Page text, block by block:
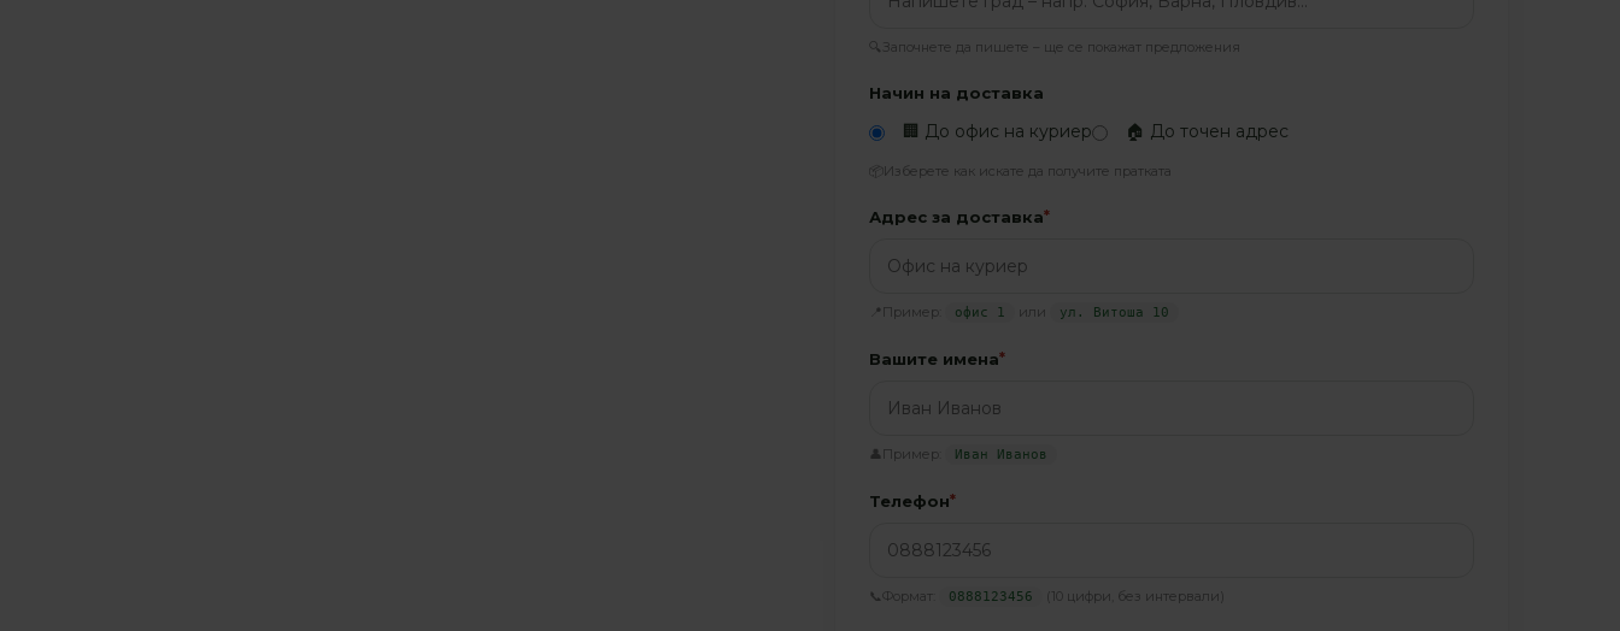
🔍 Започнете да пишете – ще се покажат предложения
Начин на доставка
🏢 До офис на куриер 🏠 До точен адрес
📦 Изберете как искате да получите пратката
Адрес за доставка*
📍 Пример: офис 1 или ул. Витоша 10
Вашите имена*
👤 Пример: Иван Иванов
Телефон*
📞Формат: 0888123456 (10 цифри, без интервали)